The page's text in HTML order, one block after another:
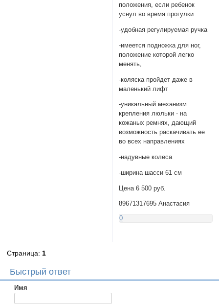
положения, если ребенок
уснул во время прогулки
-удобная регулируемая ручка
-имеется подножка для ног,
положение которой легко
менять,
-коляска пройдет даже в
маленький лифт
-уникальный механизм
крепления люльки - на
кожаных ремнях, дающий
возможность раскачивать ее
во всех направлениях
-надувные колеса
-ширина шасси 61 см
Цена 6 500 руб.
89671317695 Анастасия
0
Страница: 1
Быстрый ответ
Имя